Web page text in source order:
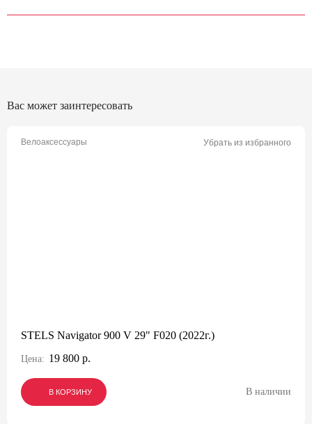
Вас может заинтересовать
Велоаксессуары Убрать из избранного
STELS Navigator 900 V 29" F020 (2022г.)
Цена: 19 800 р.
В КОРЗИНУ
В КОРЗИНУ
В КОРЗИНУ В наличии